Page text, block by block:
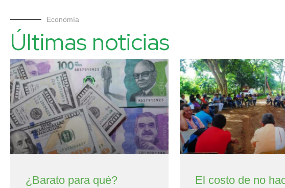
Economía
Últimas noticias
¿Barato para qué? El costo de no